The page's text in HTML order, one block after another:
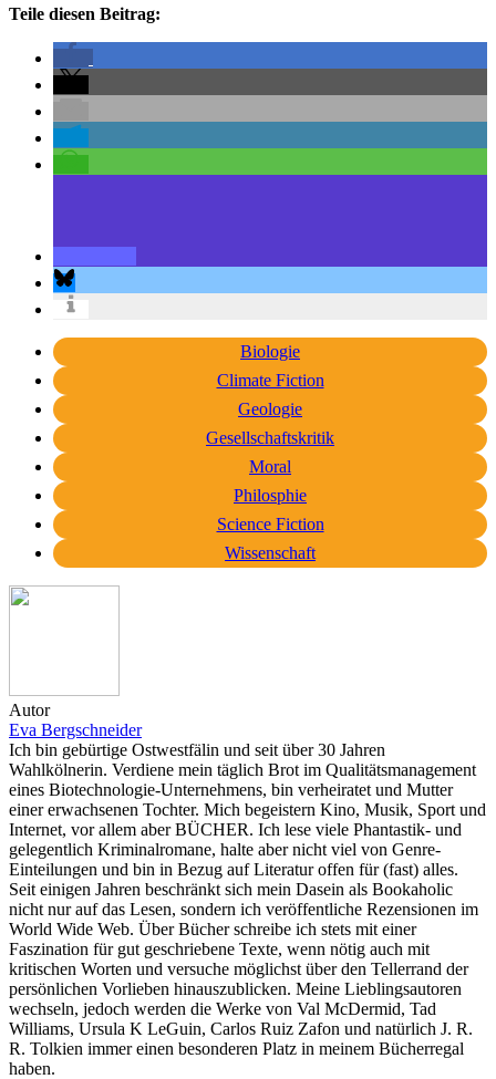
Teile diesen Beitrag:
Biologie
Climate Fiction
Geologie
Gesellschaftskritik
Moral
Philosphie
Science Fiction
Wissenschaft
Autor
Eva Bergschneider
Ich bin gebürtige Ostwestfälin und seit über 30 Jahren
Wahlkölnerin. Verdiene mein täglich Brot im Qualitätsmanagement
eines Biotechnologie-Unternehmens, bin verheiratet und Mutter
einer erwachsenen Tochter. Mich begeistern Kino, Musik, Sport und
Internet, vor allem aber BÜCHER. Ich lese viele Phantastik- und
gelegentlich Kriminalromane, halte aber nicht viel von Genre-
Einteilungen und bin in Bezug auf Literatur offen für (fast) alles.
Seit einigen Jahren beschränkt sich mein Dasein als Bookaholic
nicht nur auf das Lesen, sondern ich veröffentliche Rezensionen im
World Wide Web. Über Bücher schreibe ich stets mit einer
Faszination für gut geschriebene Texte, wenn nötig auch mit
kritischen Worten und versuche möglichst über den Tellerrand der
persönlichen Vorlieben hinauszublicken. Meine Lieblingsautoren
wechseln, jedoch werden die Werke von Val McDermid, Tad
Williams, Ursula K LeGuin, Carlos Ruiz Zafon und natürlich J. R.
R. Tolkien immer einen besonderen Platz in meinem Bücherregal
haben.